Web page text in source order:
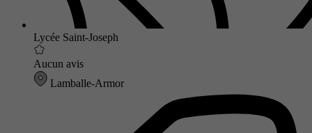
Lycée Saint-Joseph
Aucun avis
Lamballe-Armor